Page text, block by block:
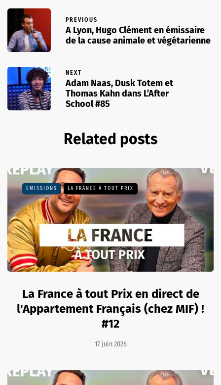
PREVIOUS
A Lyon, Hugo Clément en émissaire
de la cause animale et végétarienne
NEXT
Adam Naas, Dusk Totem et
Thomas Kahn dans L’After
School #85
Related posts
EMISSIONS LA FRANCE À TOUT PRIX
La France à tout Prix en direct de
l'Appartement Français (chez MIF) !
#12
17 juin 2026